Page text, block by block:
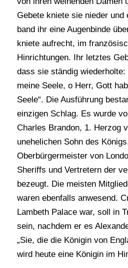
Gebete kniete sie nieder und
band ihr eine Augenbinde
kniete aufrecht, im
Hinrichtungen. Ihr letztes
dass sie ständig wiederholte:
meine Seele, o Herr, Gott
Seele“. Die Ausführung
einzigen Schlag. Es wurde
Charles Brandon, 1. Herzog
unehelichen Sohn des
Oberbürgermeister von
Sheriffs und Vertretern der
bezeugt. Die meisten
waren ebenfalls anwesend.
Lambeth Palace war, soll in
sein, nachdem er es
„Sie, die die Königin von
wird heute eine Königin im